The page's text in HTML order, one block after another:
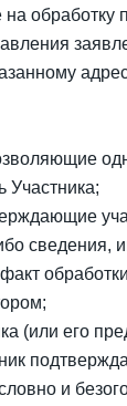
на
Участника;
сведения,
(или его
и